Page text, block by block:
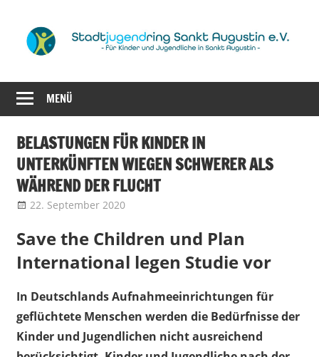
springen
Sankt
Augustin
e.V.
Kinder
und
in
Sankt
Augustin
MENÜ
BELASTUNGEN FÜR KINDER IN
UNTERKÜNFTEN WIEGEN SCHWERER ALS
WÄHREND DER FLUCHT
22. September 2020
Save the Children und Plan
International legen Studie vor
In Deutschlands Aufnahmeeinrichtungen für
geflüchtete Menschen werden die Bedürfnisse der
Kinder und Jugendlichen nicht ausreichend